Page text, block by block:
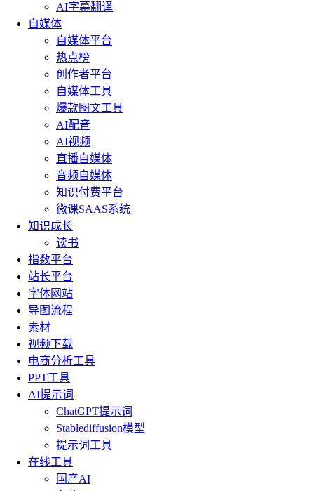
AI字幕翻译
自媒体
自媒体平台
热点榜
创作者平台
自媒体工具
爆款图文工具
AI配音
AI视频
直播自媒体
音频自媒体
知识付费平台
微课SAAS系统
知识成长
读书
指数平台
站长平台
字体网站
导图流程
素材
视频下载
电商分析工具
PPT工具
AI提示词
ChatGPT提示词
Stablediffusion模型
提示词工具
在线工具
国产AI